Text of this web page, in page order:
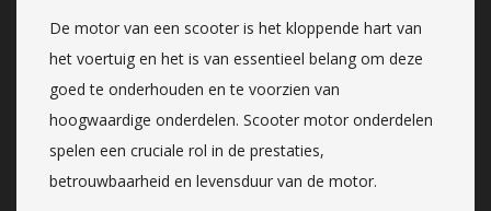
De motor van een scooter is het kloppende hart van
het voertuig en het is van essentieel belang om deze
goed te onderhouden en te voorzien van
hoogwaardige onderdelen. Scooter motor onderdelen
spelen een cruciale rol in de prestaties,
betrouwbaarheid en levensduur van de motor.